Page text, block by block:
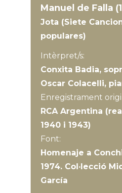
Manuel de Falla
Jota (Siete
populares)
Intèrpret/s:
Conxita Badia,
Oscar Colacelli,
Enregistrament
RCA Argentina
1940 i 1943)
Font:
Homenaje a
1974. Col·lecció
García